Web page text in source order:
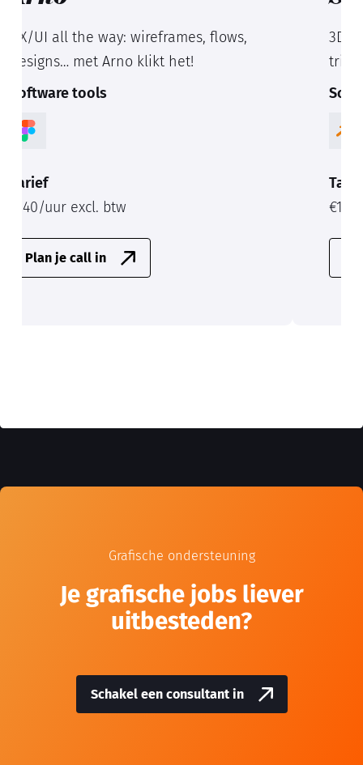
3D mania! Scoor animatie en design
tricks via Sam.
Software tools
€140/uur excl. btw
Plan je call in
Grafische ondersteuning
Je grafische jobs liever
uitbesteden?
Schakel een consultant in